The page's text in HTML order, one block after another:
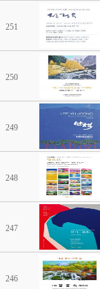
251
250
249
248
247
246